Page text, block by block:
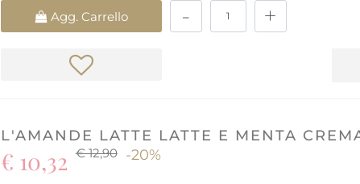
Agg. Carrello
L'AMANDE LATTE LATTE E MENTA
€ 12,90 -20%
€ 10,32